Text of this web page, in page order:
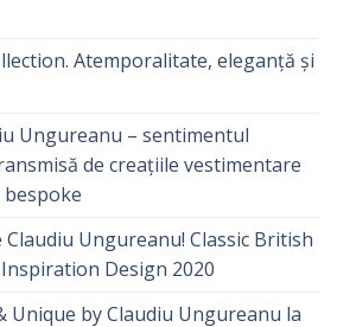
Atemporalitate, eleganță și
Ungureanu – sentimentul
de creațiile vestimentare
Ungureanu! Classic British
Design 2020
Unique by Claudiu Ungureanu la